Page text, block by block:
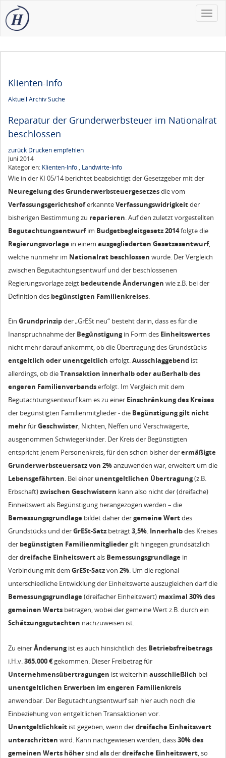
Toggle
Klienten-Info
Aktuell ArchivSuche
Reparatur der Grunderwerbsteuer im Nationalrat
beschlossen
zurück Druckenempfehlen
Juni 2014
Kategorien: Klienten-Info , Landwirte-Info
Wie in der KI 05/14 berichtet beabsichtigt der Gesetzgeber mit der
Neuregelung des Grunderwerbsteuergesetzesdie vom
VerfassungsgerichtshoferkannteVerfassungswidrigkeitder
bisherigen Bestimmung zu reparieren. Auf den zuletzt vorgestellten
Begutachtungsentwurfim Budgetbegleitgesetz 2014folgte die
Regierungsvorlage in einem ausgegliederten Gesetzesentwurf,
welche nunmehr im Nationalrat beschlossen wurde. Der Vergleich
zwischen Begutachtungsentwurf und der beschlossenen
Regierungsvorlage zeigt bedeutende Änderungen wie z.B. bei der
Definition des begünstigten Familienkreises.
Ein Grundprinzipder „GrESt neu“ besteht darin, dass es für die
Inanspruchnahme der Begünstigungin Form des Einheitswertes
nicht mehr darauf ankommt, ob die Übertragung des Grundstücks
entgeltlich oder unentgeltlich erfolgt.Ausschlaggebend ist
allerdings, ob dieTransaktion innerhalb oder außerhalb des
engeren Familienverbandserfolgt. Im Vergleich mit dem
Begutachtungsentwurf kam es zu einer Einschränkung des Kreises
der begünstigten Familienmitglieder - die Begünstigunggilt nicht
mehrfürGeschwister, Nichten, Neffen und Verschwägerte,
ausgenommen Schwiegerkinder. Der Kreis der Begünstigten
entspricht jenem Personenkreis, für den schon bisher derermäßigte
Grunderwerbsteuersatz von 2%anzuwenden war, erweitert um die
Lebensgefährten. Bei einer unentgeltlichen Übertragung(z.B.
Erbschaft)zwischen Geschwistern kann also nicht der (dreifache)
Einheitswert als Begünstigung herangezogen werden – die
Bemessungsgrundlage bildet daher dergemeine Wertdes
Grundstücks und derGrESt-Satz beträgt3,5%. Innerhalbdes Kreises
der begünstigten Familienmitglieder gilt hingegen grundsätzlich
derdreifache Einheitswertals Bemessungsgrundlage in
Verbindung mit dem GrESt-Satzvon 2%. Um die regional
unterschiedliche Entwicklung der Einheitswerte auszugleichen darf die
Bemessungsgrundlage(dreifacher Einheitswert) maximal 30% des
gemeinen Werts betragen, wobei der gemeine Wert z.B. durch ein
Schätzungsgutachten nachzuweisen ist.
Zu einerÄnderungist es auch hinsichtlich des Betriebsfreibetrags
i.H.v. 365.000 €gekommen. Dieser Freibetrag für
Unternehmensübertragungen ist weiterhin ausschließlich bei
unentgeltlichen Erwerben im engeren Familienkreis
anwendbar. Der Begutachtungsentwurf sah hier auch noch die
Einbeziehung von entgeltlichen Transaktionen vor.
Unentgeltlichkeit ist gegeben, wenn derdreifache Einheitswert
unterschritten wird. Kann nachgewiesen werden, dass30% des
gemeinen Werts höhersind alsderdreifache Einheitswert , so